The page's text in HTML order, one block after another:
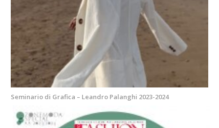
Seminario di Grafica – Leandro Palanghi 2023-2024